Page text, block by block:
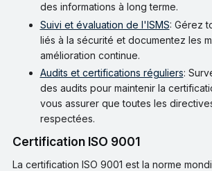
des informations à long terme.
Suivi et évaluation de l'ISMS: Gérez
liés à la sécurité et documentez les
amélioration continue.
Audits et certifications réguliers:
des audits pour maintenir la
vous assurer que toutes les
respectées.
Certification ISO 9001
La certification ISO 9001 est la norme